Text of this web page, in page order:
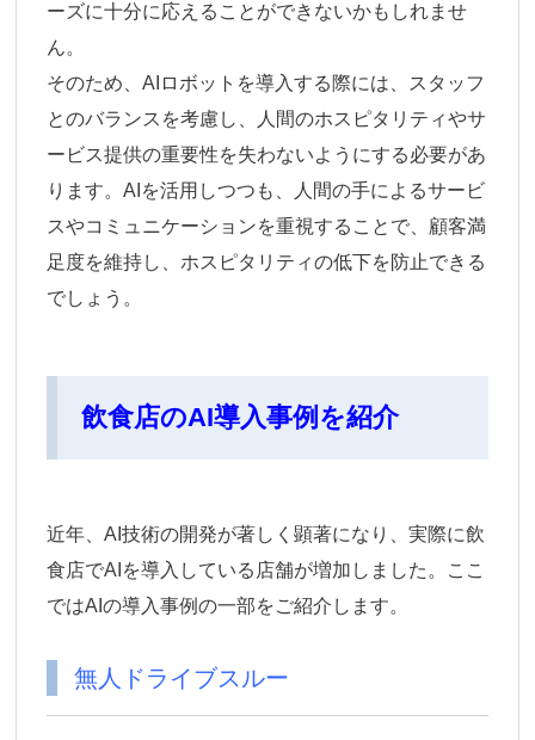
ーズに十分に応えることができないかもしれませ
ん。
そのため、AIロボットを導入する際には、スタッフ
とのバランスを考慮し、人間のホスピタリティやサ
ービス提供の重要性を失わないようにする必要があ
ります。AIを活用しつつも、人間の手によるサービ
スやコミュニケーションを重視することで、顧客満
足度を維持し、ホスピタリティの低下を防止できる
でしょう。
飲食店のAI導入事例を紹介
近年、AI技術の開発が著しく顕著になり、実際に飲
食店でAIを導入している店舗が増加しました。ここ
ではAIの導入事例の一部をご紹介します。
無人ドライブスルー